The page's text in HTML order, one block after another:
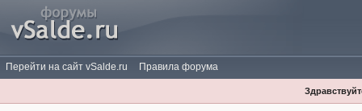
Перейти на сайт vSalde.ru Правила форума